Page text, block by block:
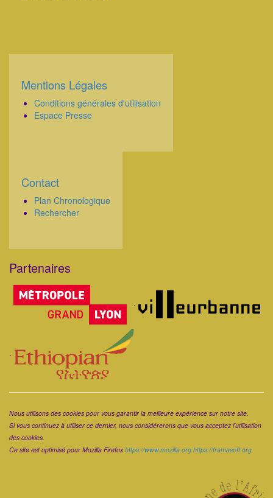
Corps
Mentions Légales
Conditions générales d'utilisation
Espace Presse
Corps
Contact
Plan Chronologique
Rechercher
Partenaires
Corps
.
.
Nous utilisons des cookies pour vous garantir la meilleure expérience sur notre site.
Si vous continuez à utiliser ce dernier, nous considérerons que vous acceptez l'utilisation
des cookies.
Ce site est optimisé pour Mozilla Firefoxhttps://www.mozilla.org https://framasoft.org